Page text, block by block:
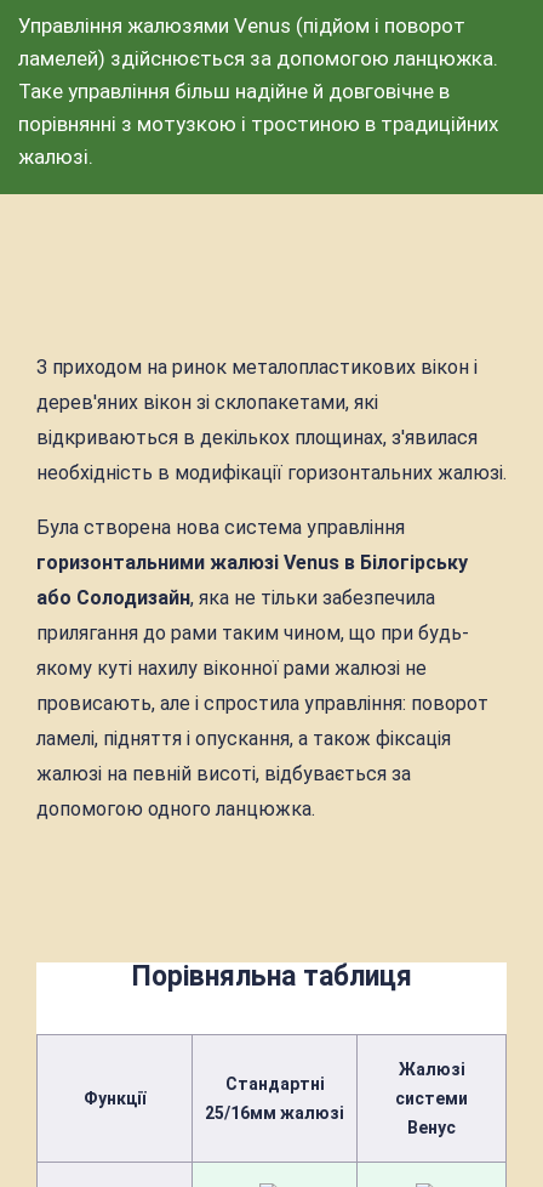
Управління жалюзями Venus (підйом і поворот
ламелей) здійснюється за допомогою ланцюжка.
Таке управління більш надійне й довговічне в
порівнянні з мотузкою і тростиною в традиційних
жалюзі.
З приходом на ринок металопластикових вікон і
дерев'яних вікон зі склопакетами, які
відкриваються в декількох площинах, з'явилася
необхідність в модифікації горизонтальних жалюзі.
Була створена нова система управління
горизонтальними жалюзі Venus в Білогірську
або Солодизайн, яка не тільки забезпечила
прилягання до рами таким чином, що при будь-
якому куті нахилу віконної рами жалюзі не
провисають, але і спростила управління: поворот
ламелі, підняття і опускання, а також фіксація
жалюзі на певній висоті, відбувається за
допомогою одного ланцюжка.
Порівняльна таблиця
Функції
Стандартні
25/16мм жалюзі
Жалюзі
системи
Венус